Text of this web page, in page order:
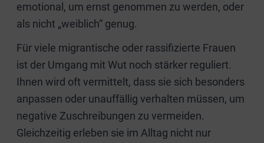
emotional, um ernst genommen zu werden, oder
als nicht „weiblich“ genug.
Für viele migrantische oder rassifizierte Frauen
ist der Umgang mit Wut noch stärker reguliert.
Ihnen wird oft vermittelt, dass sie sich besonders
anpassen oder unauffällig verhalten müssen, um
negative Zuschreibungen zu vermeiden.
Gleichzeitig erleben sie im Alltag nicht nur